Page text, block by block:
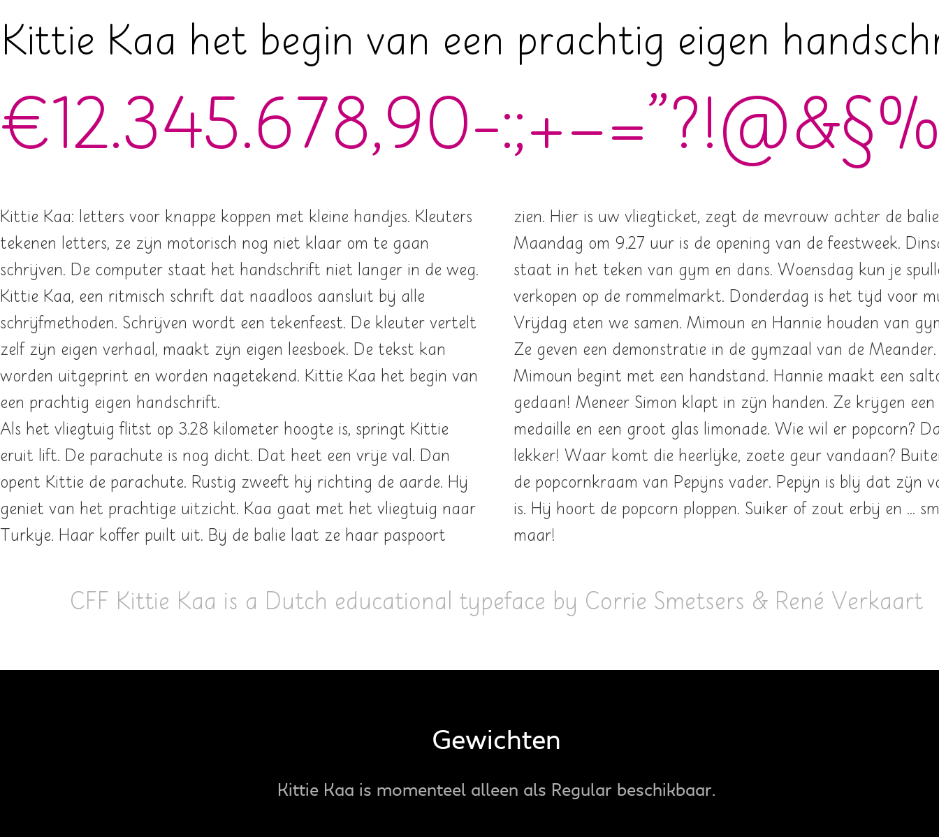
Kittie Kaa het begin van een prachtig eigen
€12.345.678,90-
Kittie Kaa: letters voor knappe koppen met kleine handjes. Kleuters
tekenen letters, ze zĳn motorisch nog niet klaar om te gaan
schrĳven. De computer staat het handschrift niet langer in de weg.
Kittie Kaa, een ritmisch schrift dat naadloos aansluit bĳ alle
schrĳfmethoden. Schrĳven wordt een tekenfeest. De kleuter vertelt
zelf zĳn eigen verhaal, maakt zĳn eigen leesboek. De tekst kan
worden uitgeprint en worden nagetekend. Kittie Kaa het begin van
een prachtig eigen handschrift.
Als het vliegtuig flitst op 3.28 kilometer hoogte is, springt Kittie
eruit lift. De parachute is nog dicht. Dat heet een vrije val. Dan
opent Kittie de parachute. Rustig zweeft hij richting de aarde. Hij
geniet van het prachtige uitzicht. Kaa gaat met het vliegtuig naar
Turkije. Haar koffer puilt uit. Bij de balie laat ze haar paspoort
zien. Hier is uw vliegticket, zegt de mevrouw achter de
Maandag om 9.27 uur is de opening van de feestweek.
staat in het teken van gym en dans. Woensdag kun je
verkopen op de rommelmarkt. Donderdag is het tijd voor
Vrijdag eten we samen. Mimoun en Hannie houden van
Ze geven een demonstratie in de gymzaal van de Meander.
Mimoun begint met een handstand. Hannie maakt een
gedaan! Meneer Simon klapt in zÿn handen. Ze krijgen een
medaille en een groot glas limonade. Wie wil er popcorn?
lekker! Waar komt die heerlijke, zoete geur vandaan?
de popcornkraam van Pepijns vader. Pepijn is blij dat zÿn
is. Hij hoort de popcorn ploppen. Suiker of zout erbij en ...
maar!
CFF Kittie Kaa is a Dutch educational typeface by Corrie Smetsers & René Verkaart
Gewichten
Kittie Kaa is momenteel alleen als Regular beschikbaar.